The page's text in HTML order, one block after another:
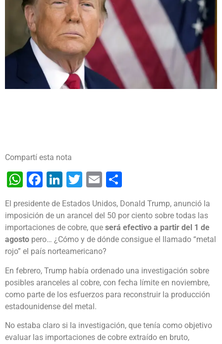
Compartí esta nota
WhatsApp
Facebook
LinkedIn
TwitterEmail
El presidente de Estados Unidos, Donald Trump, anunció la
imposición de un arancel del 50 por ciento sobre todas las
importaciones de cobre, que será efectivo a partir del 1 de
agosto pero… ¿Cómo y de dónde consigue el llamado “metal
rojo” el país norteamericano?
En febrero, Trump había ordenado una investigación sobre
posibles aranceles al cobre, con fecha límite en noviembre,
como parte de los esfuerzos para reconstruir la producción
estadounidense del metal.
No estaba claro si la investigación, que tenía como objetivo
evaluar las importaciones de cobre extraído en bruto,